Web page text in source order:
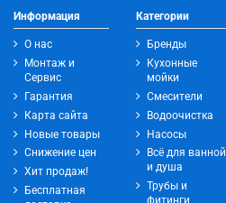
Информация
О нас
Монтаж и
Сервис
Гарантия
Карта сайта
Новые товары
Снижение цен
Хит продаж!
Бесплатная
Категории
Бренды
Кухонные
мойки
Смесители
Водоочистка
Насосы
Всё для ванной
и душа
Трубы и